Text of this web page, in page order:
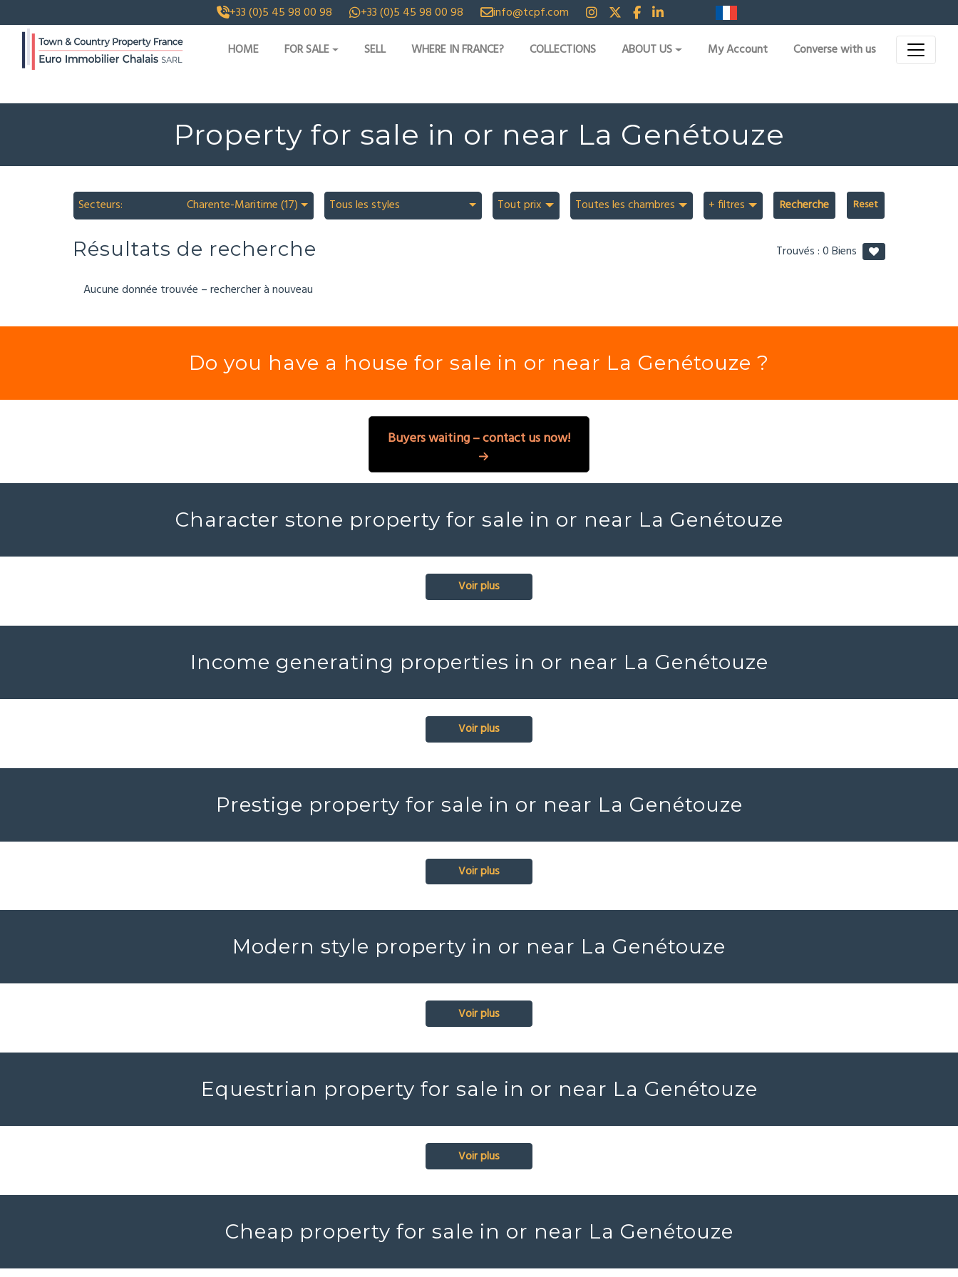
+33 (0)5 45 98 00 98 +33 (0)5 45 98 00 98 info@tcpf.com
HOME FOR SALE SELL WHERE IN FRANCE? COLLECTIONS ABOUT US My Account Converse with us
Property for sale in or near La Genétouze
Secteurs: Charente-Maritime (17) Tous les styles Tout prix Toutes les chambres + filtres Recherche
Résultats de recherche Trouvés :0Biens
Aucune donnée trouvée – rechercher à nouveau
Do you have a house for sale in or near La Genétouze ?
Buyers waiting – contact us now!
Character stone property for sale in or near La Genétouze
Voir plus
Income generating properties in or near La Genétouze
Voir plus
Prestige property for sale in or near La Genétouze
Voir plus
Modern style property in or near La Genétouze
Voir plus
Equestrian property for sale in or near La Genétouze
Voir plus
Cheap property for sale in or near La Genétouze